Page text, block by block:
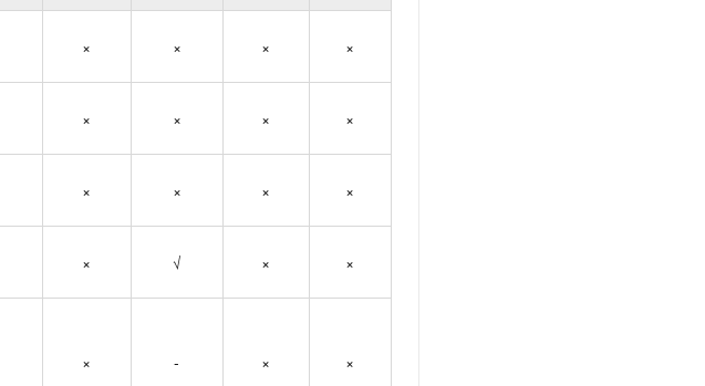
× × × ×
× × × ×
× × × ×
× √ × ×
× - × ×